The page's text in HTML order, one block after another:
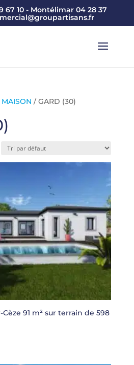
67 10 - Montélimar 04 28 37
MAISON / GARD (30)
91 m² sur terrain de 598